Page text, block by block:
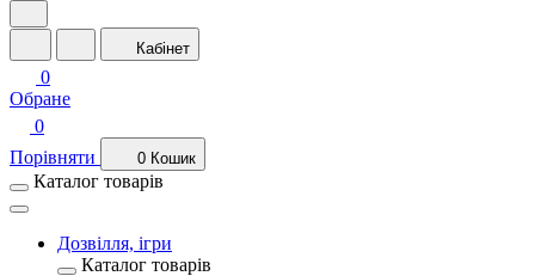
Кабінет
0
Обране
0
Порівняти
0 Кошик
Каталог товарів
Дозвілля, ігри
Каталог товарів